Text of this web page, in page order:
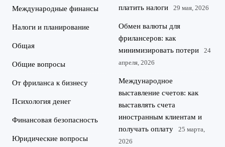
Международные финансы
Налоги и планирование
Общая
Общие вопросы
От фриланса к бизнесу
Психология денег
Финансовая безопасность
Юридические вопросы
платить налоги
29 мая, 2026
Обмен валюты для
фрилансеров: как
минимизировать потери
24
апреля, 2026
Международное
выставление счетов: как
выставлять счета
иностранным клиентам и
получать оплату
25 марта,
2026